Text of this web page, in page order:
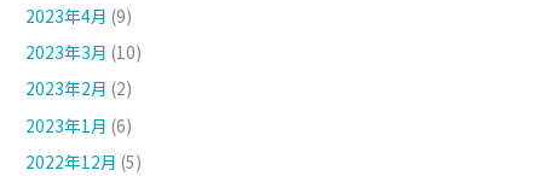
2023年4月 (9)
2023年3月 (10)
2023年2月 (2)
2023年1月 (6)
2022年12月 (5)